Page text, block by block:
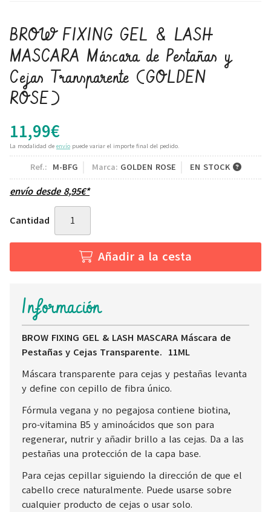
BROW FIXING GEL & LASH
MASCARA Máscara de Pestañas y
Cejas Transparente (GOLDEN
ROSE)
11,99€
La modalidad de envío puede variar el importe final del pedido.
Ref.: M-BFG Marca: GOLDEN ROSE EN STOCK
envío desde 8,95€*
Cantidad
Añadir a la cesta
Información
BROW FIXING GEL & LASH MASCARA Máscara de
Pestañas y Cejas Transparente. 11ML
Máscara transparente para cejas y pestañas levanta
y define con cepillo de fibra único.
Fórmula vegana y no pegajosa contiene biotina,
pro-vitamina B5 y aminoácidos que son para
regenerar, nutrir y añadir brillo a las cejas. Da a las
pestañas una protección de la capa base.
Para cejas cepillar siguiendo la dirección de que el
cabello crece naturalmente. Puede usarse sobre
cualquier producto de cejas o usar solo.